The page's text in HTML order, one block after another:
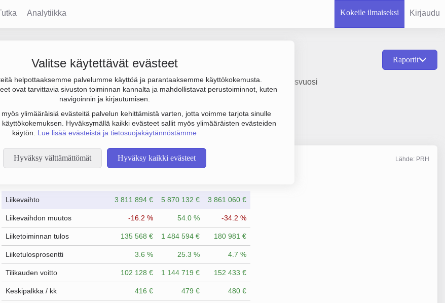
Analytiikka Kokeile ilmaiseksi Kirjaudu
Valitse käytettävät evästeet
helpottaaksemme palvelumme käyttöä ja parantaaksemme käyttökokemusta.
ovat tarvittavia sivuston toiminnan kannalta ja mahdollistavat perustoiminnot, kuten
navigoinnin ja kirjautumisen.
ylimääräisiä evästeitä palvelun kehittämistä varten, jotta voimme tarjota sinulle
Hyväksymällä kaikki evästeet sallit myös ylimääräisten evästeiden
käytön. Lue lisää evästeistä ja tietosuojakäytännöstämme
Hyväksy välttämättömät Hyväksy kaikki evästeet
Raportit
henkilöstömäärä 5. Sen päätoimiala on Liikkeenjohdon konsultointi, perustamisvuosi
Taloustiedot Lähde: PRH
Liikevaihto 3 811 894 € 5 870 132 € 3 861 060 €
Liikevaihdon muutos -16.2 % 54.0 % -34.2 %
Liiketoiminnan tulos 135 568 € 1 484 594 € 180 981 €
Liiketulosprosentti 3.6 % 25.3 % 4.7 %
Tilikauden voitto 102 128 € 1 144 719 € 152 433 €
Keskipalkka / kk 416 € 479 € 480 €